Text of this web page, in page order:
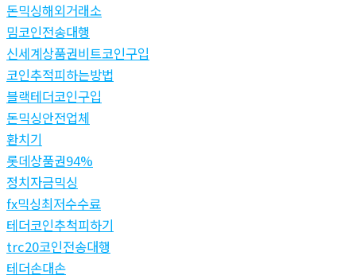
돈믹싱해외거래소
밈코인전송대행
신세계상품권비트코인구입
코인추적피하는방법
블랙테더코인구입
돈믹싱안전업체
환치기
롯데상품권94%
정치자금믹싱
fx믹싱최저수수료
테더코인추척피하기
trc20코인전송대행
테더손대손